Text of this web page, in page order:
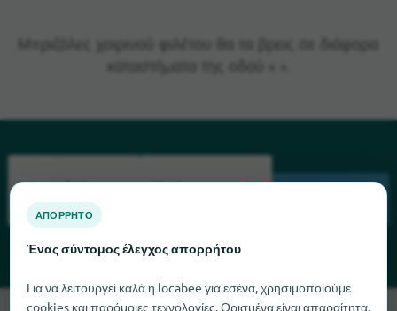
ΑΠΌΡΡΗΤΟ
Ένας σύντομος έλεγχος απορρήτου
Για να λειτουργεί καλά η locabee για εσένα, χρησιμοποιούμε
cookies και παρόμοιες τεχνολογίες. Ορισμένα είναι απαραίτητα,